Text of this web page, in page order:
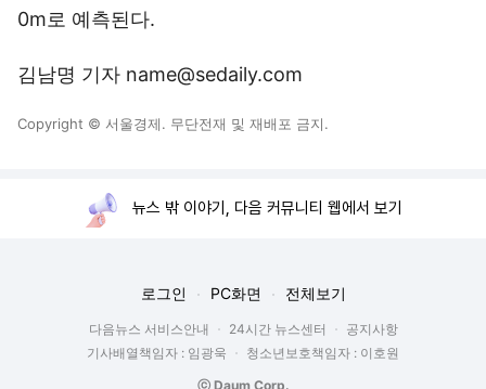
0m로 예측된다.
김남명 기자 name@sedaily.com
Copyright © 서울경제. 무단전재 및 재배포 금지.
뉴스 밖 이야기, 다음 커뮤니티 웹에서 보기
로그인 PC화면 전체보기
다음뉴스 서비스안내 24시간 뉴스센터
공지사항
기사배열책임자 : 임광욱
청소년보호책임자 : 이호원
ⓒ Daum Corp.